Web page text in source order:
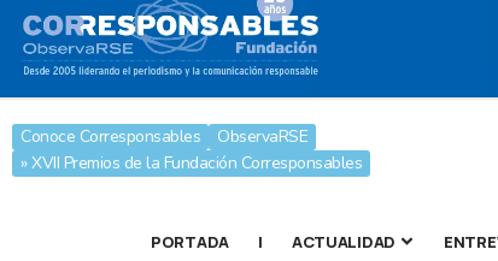
Conoce Corresponsables
ObservaRSE
» XVII Premios de la Fundación Corresponsables
PORTADA | ACTUALIDAD